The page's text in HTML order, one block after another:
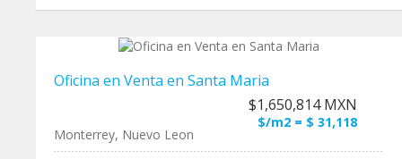
Oficina en Venta en Santa Maria
$1,650,814 MXN
$/m2 = $ 31,118
Monterrey, Nuevo Leon